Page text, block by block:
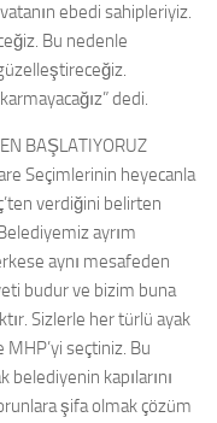
ebedi sahipleriyiz.
Bu nedenle
dedi.
BAŞLATIYORUZ
Seçimlerinin heyecanla
verdiğini belirten
ayrım
aynı mesafeden
budur ve bizim buna
Sizlerle her türlü ayak
seçtiniz. Bu
kapılarını
şifa olmak çözüm